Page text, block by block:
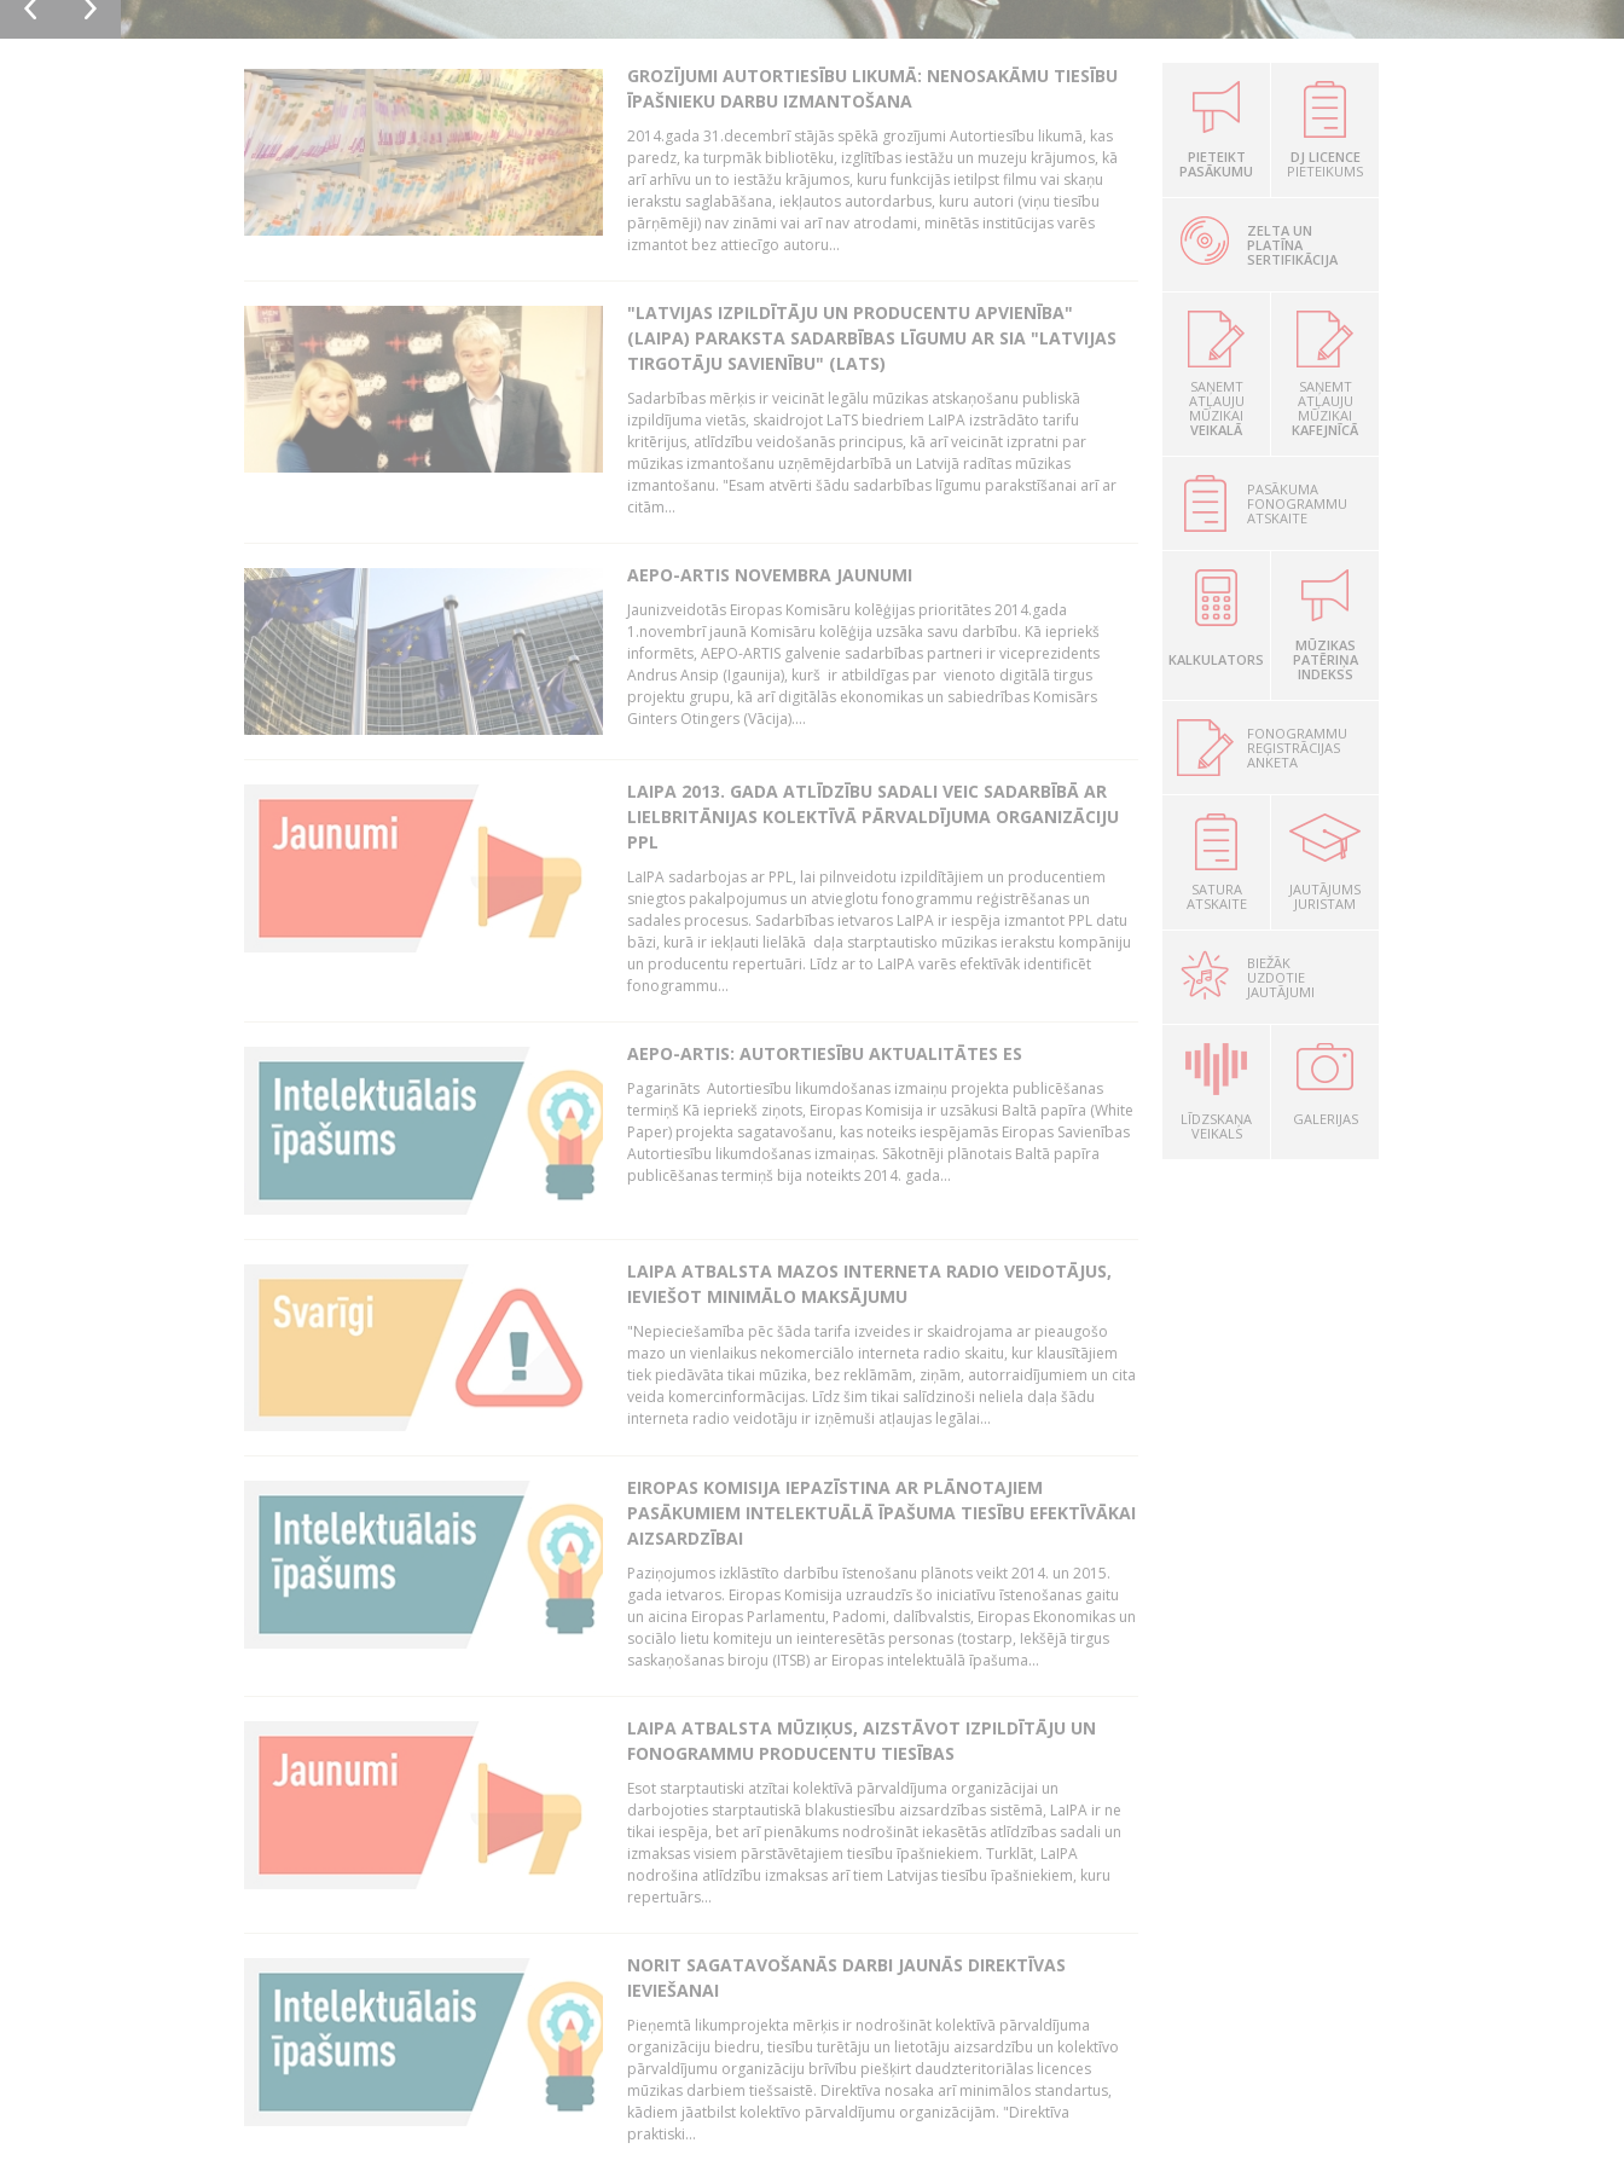
GROZĪJUMI AUTORTIESĪBU LIKUMĀ: NENOSAKĀMU TIESĪBU
ĪPAŠNIEKU DARBU IZMANTOŠANA
2014.gada 31.decembrī stājās spēkā grozījumi Autortiesību likumā, kas
paredz, ka turpmāk bibliotēku, izglītības iestāžu un muzeju krājumos, kā
arī arhīvu un to iestāžu krājumos, kuru funkcijās ietilpst filmu vai skaņu
ierakstu saglabāšana, iekļautos autordarbus, kuru autori (viņu tiesību
pārņēmēji) nav zināmi vai arī nav atrodami, minētās institūcijas varēs
izmantot bez attiecīgo autoru...
"LATVIJAS IZPILDĪTĀJU UN PRODUCENTU APVIENĪBA"
(LAIPA) PARAKSTA SADARBĪBAS LĪGUMU AR SIA "LATVIJAS
TIRGOTĀJU SAVIENĪBU" (LATS)
Sadarbības mērķis ir veicināt legālu mūzikas atskaņošanu publiskā
izpildījuma vietās, skaidrojot LaTS biedriem LaIPA izstrādāto tarifu
kritērijus, atlīdzību veidošanās principus, kā arī veicināt izpratni par
mūzikas izmantošanu uzņēmējdarbībā un Latvijā radītas mūzikas
izmantošanu. "Esam atvērti šādu sadarbības līgumu parakstīšanai arī ar
citām...
AEPO-ARTIS NOVEMBRA JAUNUMI
Jaunizveidotās Eiropas Komisāru kolēģijas prioritātes 2014.gada
1.novembrī jaunā Komisāru kolēģija uzsāka savu darbību. Kā iepriekš
informēts, AEPO-ARTIS galvenie sadarbības partneri ir viceprezidents
Andrus Ansip (Igaunija), kurš ir atbildīgas par vienoto digitālā tirgus
projektu grupu, kā arī digitālās ekonomikas un sabiedrības Komisārs
Ginters Otingers (Vācija)....
LAIPA 2013. GADA ATLĪDZĪBU SADALI VEIC SADARBĪBĀ AR
LIELBRITĀNIJAS KOLEKTĪVĀ PĀRVALDĪJUMA ORGANIZĀCIJU
PPL
LaIPA sadarbojas ar PPL, lai pilnveidotu izpildītājiem un producentiem
sniegtos pakalpojumus un atvieglotu fonogrammu reģistrēšanas un
sadales procesus. Sadarbības ietvaros LaIPA ir iespēja izmantot PPL datu
bāzi, kurā ir iekļauti lielākā daļa starptautisko mūzikas ierakstu kompāniju
un producentu repertuāri. Līdz ar to LaIPA varēs efektīvāk identificēt
fonogrammu...
AEPO-ARTIS: AUTORTIESĪBU AKTUALITĀTES ES
Pagarināts Autortiesību likumdošanas izmaiņu projekta publicēšanas
termiņš Kā iepriekš ziņots, Eiropas Komisija ir uzsākusi Baltā papīra (White
Paper) projekta sagatavošanu, kas noteiks iespējamās Eiropas Savienības
Autortiesību likumdošanas izmaiņas. Sākotnēji plānotais Baltā papīra
publicēšanas termiņš bija noteikts 2014. gada...
LAIPA ATBALSTA MAZOS INTERNETA RADIO VEIDOTĀJUS,
IEVIEŠOT MINIMĀLO MAKSĀJUMU
"Nepieciešamība pēc šāda tarifa izveides ir skaidrojama ar pieaugošo
mazo un vienlaikus nekomerciālo interneta radio skaitu, kur klausītājiem
tiek piedāvāta tikai mūzika, bez reklāmām, ziņām, autorraidījumiem un cita
veida komercinformācijas. Līdz šim tikai salīdzinoši neliela daļa šādu
interneta radio veidotāju ir izņēmuši atļaujas legālai...
EIROPAS KOMISIJA IEPAZĪSTINA AR PLĀNOTAJIEM
PASĀKUMIEM INTELEKTUĀLĀ ĪPAŠUMA TIESĪBU EFEKTĪVĀKAI
AIZSARDZĪBAI
Paziņojumos izklāstīto darbību īstenošanu plānots veikt 2014. un 2015.
gada ietvaros. Eiropas Komisija uzraudzīs šo iniciatīvu īstenošanas gaitu
un aicina Eiropas Parlamentu, Padomi, dalībvalstis, Eiropas Ekonomikas un
sociālo lietu komiteju un ieinteresētās personas (tostarp, Iekšējā tirgus
saskaņošanas biroju (ITSB) ar Eiropas intelektuālā īpašuma...
LAIPA ATBALSTA MŪZIĶUS, AIZSTĀVOT IZPILDĪTĀJU UN
FONOGRAMMU PRODUCENTU TIESĪBAS
Esot starptautiski atzītai kolektīvā pārvaldījuma organizācijai un
darbojoties starptautiskā blakustiesību aizsardzības sistēmā, LaIPA ir ne
tikai iespēja, bet arī pienākums nodrošināt iekasētās atlīdzības sadali un
izmaksas visiem pārstāvētajiem tiesību īpašniekiem. Turklāt, LaIPA
nodrošina atlīdzību izmaksas arī tiem Latvijas tiesību īpašniekiem, kuru
repertuārs...
NORIT SAGATAVOŠANĀS DARBI JAUNĀS DIREKTĪVAS
IEVIEŠANAI
Pieņemtā likumprojekta mērķis ir nodrošināt kolektīvā pārvaldījuma
organizāciju biedru, tiesību turētāju un lietotāju aizsardzību un kolektīvo
pārvaldījumu organizāciju brīvību piešķirt daudzteritoriālas licences
mūzikas darbiem tiešsaistē. Direktīva nosaka arī minimālos standartus,
kādiem jāatbilst kolektīvo pārvaldījumu organizācijām. "Direktīva
praktiski...
PIETEIKT
PASĀKUMU
DJ LICENCE
PIETEIKUMS
ZELTA UN
PLATĪNA
SERTIFIKĀCIJA
SAŅEMT
ATĻAUJU
MŪZIKAI
VEIKALĀ
SAŅEMT
ATĻAUJU
MŪZIKAI
KAFEJNĪCĀ
PASĀKUMA
FONOGRAMMU
ATSKAITE
KALKULATORS
MŪZIKAS
PATĒRIŅA
INDEKSS
FONOGRAMMU
REĢISTRĀCIJAS
ANKETA
SATURA
ATSKAITE
JAUTĀJUMS
JURISTAM
BIEŽĀK
UZDOTIE
JAUTĀJUMI
LĪDZSKAŅA
VEIKALS
GALERIJAS